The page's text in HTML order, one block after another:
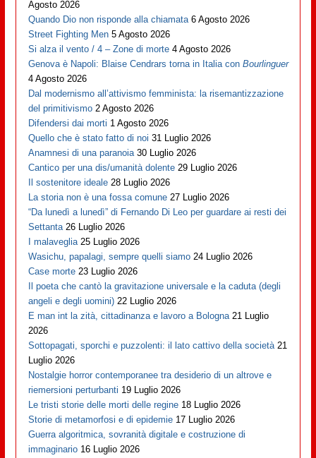
Agosto 2026
Quando Dio non risponde alla chiamata 6 Agosto 2026
Street Fighting Men 5 Agosto 2026
Si alza il vento / 4 – Zone di morte 4 Agosto 2026
Genova è Napoli: Blaise Cendrars torna in Italia conBourlinguer
4 Agosto 2026
Dal modernismo all’attivismo femminista: la risemantizzazione
del primitivismo 2 Agosto 2026
Difendersi dai morti 1 Agosto 2026
Quello che è stato fatto di noi 31 Luglio 2026
Anamnesi di una paranoia 30 Luglio 2026
Cantico per una dis/umanità dolente 29 Luglio 2026
Il sostenitore ideale 28 Luglio 2026
La storia non è una fossa comune 27 Luglio 2026
“Da lunedì a lunedì” di Fernando Di Leo per guardare ai resti dei
Settanta 26 Luglio 2026
I malaveglia 25 Luglio 2026
Wasichu, papalagi, sempre quelli siamo 24 Luglio 2026
Case morte 23 Luglio 2026
Il poeta che cantò la gravitazione universale e la caduta (degli
angeli e degli uomini) 22 Luglio 2026
E man int la zità, cittadinanza e lavoro a Bologna 21 Luglio
2026
Sottopagati, sporchi e puzzolenti: il lato cattivo della società 21
Luglio 2026
Nostalgie horror contemporanee tra desiderio di un altrove e
riemersioni perturbanti 19 Luglio 2026
Le tristi storie delle morti delle regine 18 Luglio 2026
Storie di metamorfosi e di epidemie 17 Luglio 2026
Guerra algoritmica, sovranità digitale e costruzione di
immaginario 16 Luglio 2026